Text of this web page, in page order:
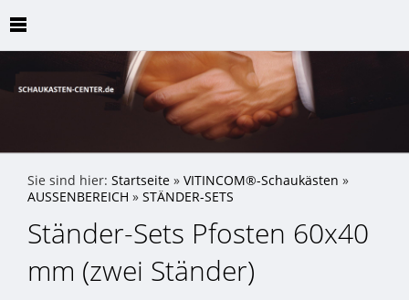
Sie sind hier: Startseite » VITINCOM®-Schaukästen »
AUSSENBEREICH » STÄNDER-SETS
Ständer-Sets Pfosten 60x40
mm (zwei Ständer)